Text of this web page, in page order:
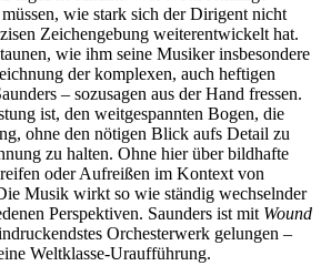
wie stark sich der Dirigent nicht
Zeichengebung weiterentwickelt hat.
wie ihm seine Musiker insbesondere
der komplexen, auch heftigen
– sozusagen aus der Hand fressen.
ist, den weitgespannten Bogen, die
ohne den nötigen Blick aufs Detail zu
zu halten. Ohne hier über bildhafte
oder Aufreißen im Kontext von
Musik wirkt so wie ständig wechselnder
Perspektiven. Saunders ist mit Wound
Orchesterwerk gelungen –
Weltklasse-Uraufführung.